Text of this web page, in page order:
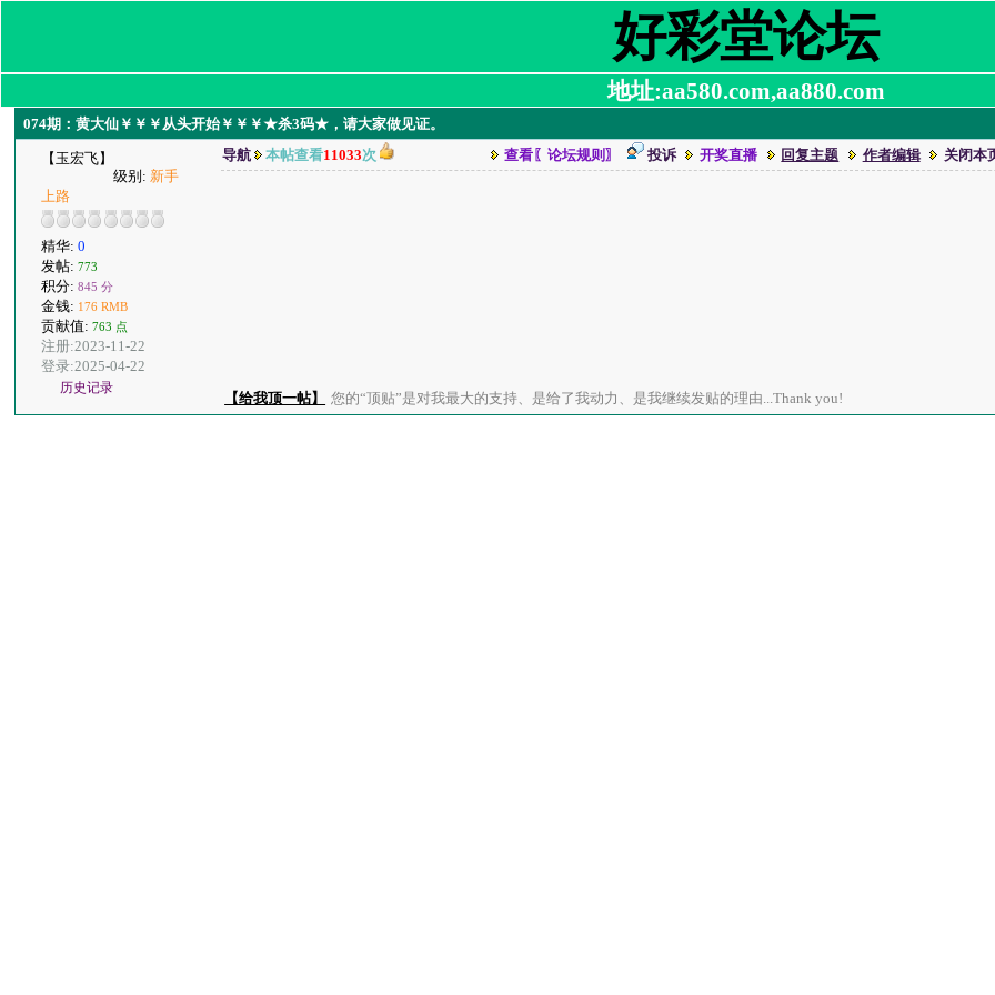
好彩堂论坛
地址:aa580.com,aa880.com
074期：黄大仙￥￥￥从头开始￥￥￥★杀3码★，请大家做见证。
【玉宏飞】
级别: 新手
上路
精华:0
发帖:773
积分:845 分
金钱: 176 RMB
贡献值:763 点
注册:2023-11-22
登录:2025-04-22
历史记录
导航 本帖查看11033次 查看〖论坛规则〗 投诉 开奖直播 回复主题 作者编辑 关闭本
【给我顶一帖】 您的“顶贴”是对我最大的支持、是给了我动力、是我继续发贴的理由...Thank you!